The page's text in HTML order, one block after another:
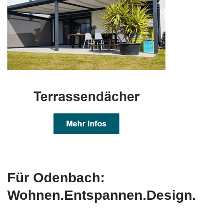
Für Odenbach:
Wohnen.Entspannen.Design.